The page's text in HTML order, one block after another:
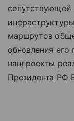
сопутствующей
маршрутов
обновления его
нацпроекты
Президента РФ